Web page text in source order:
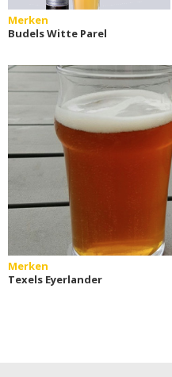
Merken
Budels Witte Parel
Merken
Texels Eyerlander